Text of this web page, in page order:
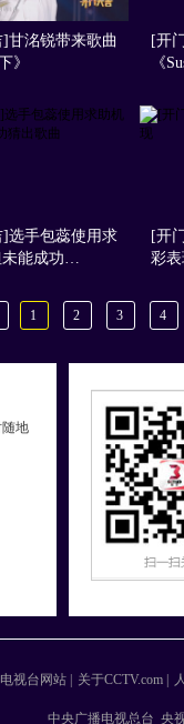
甘洺锐带来歌曲
》
[开
《
]选手包蕊使用求
未能成功…
[开
彩
1 2 3 4
地
视台网站 关于CCTV.com
中央广播电视总台 央